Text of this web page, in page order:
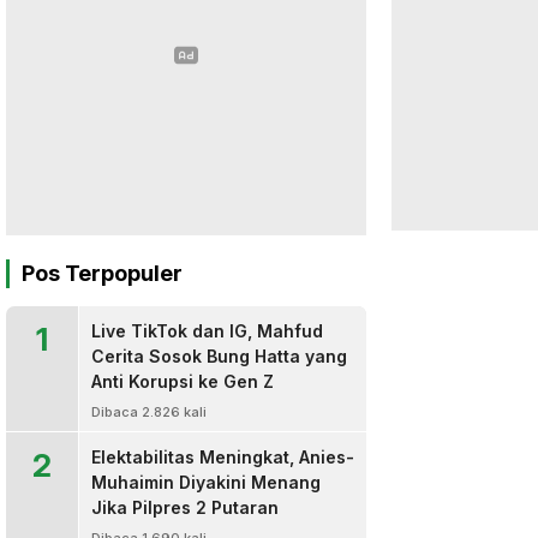
Pos Terpopuler
1
Live TikTok dan IG, Mahfud
Cerita Sosok Bung Hatta yang
Anti Korupsi ke Gen Z
Dibaca 2.826 kali
2
Elektabilitas Meningkat, Anies-
Muhaimin Diyakini Menang
Jika Pilpres 2 Putaran